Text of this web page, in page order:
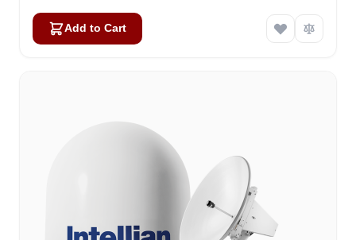
Add to Cart